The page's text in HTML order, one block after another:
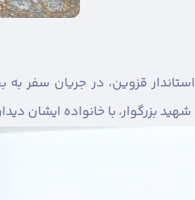
قزوین، در جریان سفر
بزرگوار، با خانواده ایشان